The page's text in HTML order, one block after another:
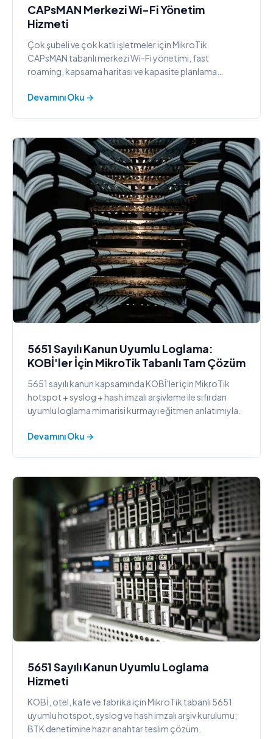
CAPsMAN Merkezi Wi-Fi Yönetim
Hizmeti
Çok şubeli ve çok katlı işletmeler için MikroTik
CAPsMAN tabanlı merkezi Wi-Fi yönetimi, fast
roaming, kapsama haritası ve kapasite planlama
Devamını Oku →
5651 Sayılı Kanun Uyumlu Loglama:
KOBİ'ler İçin MikroTik Tabanlı Tam Çözüm
5651 sayılı kanun kapsamında KOBİ'ler için MikroTik
hotspot + syslog + hash imzalı arşivleme ile sıfırdan
uyumlu loglama mimarisi kurmayı eğitmen anlatımıyla.
Devamını Oku →
5651 Sayılı Kanun Uyumlu Loglama
Hizmeti
KOBİ, otel, kafe ve fabrika için MikroTik tabanlı 5651
uyumlu hotspot, syslog ve hash imzalı arşiv kurulumu;
BTK denetimine hazır anahtar teslim çözüm.